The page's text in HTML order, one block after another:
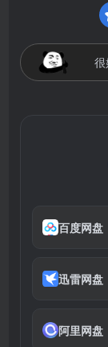
百度网盘
迅雷网盘
阿里网盘